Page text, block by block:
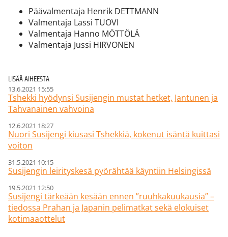
Päävalmentaja Henrik DETTMANN
Valmentaja Lassi TUOVI
Valmentaja Hanno MÖTTÖLÄ
Valmentaja Jussi HIRVONEN
LISÄÄ AIHEESTA
13.6.2021 15:55
Tshekki hyödynsi Susijengin mustat hetket, Jantunen ja
Tahvanainen vahvoina
12.6.2021 18:27
Nuori Susijengi kiusasi Tshekkiä, kokenut isäntä kuittasi
voiton
31.5.2021 10:15
Susijengin leirityskesä pyörähtää käyntiin Helsingissä
19.5.2021 12:50
Susijengi tärkeään kesään ennen ”ruuhkakuukausia” –
tiedossa Prahan ja Japanin pelimatkat sekä elokuiset
kotimaaottelut